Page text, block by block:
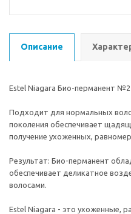
Описание
Estel Niagara Био-перманент
Подходит для нормальных
поколения обеспечивает
получение ухоженных,
Результат: Био-перманент
обеспечивает деликатное
волосами.
Estel Niagara - это ухоженные,